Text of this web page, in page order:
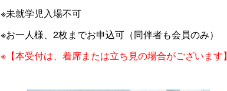
※未就学児入場不可
※お一人様、2枚までお申込可（同伴者も会員のみ）
※【本受付は、着席または立ち見の場合がございます】